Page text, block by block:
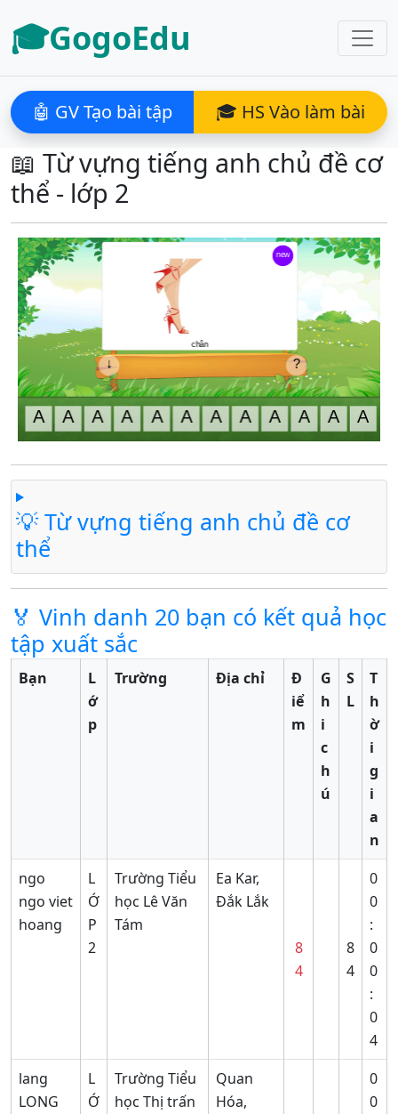
🎓GogoEdu
🤖 GV Tạo bài tập 🎓 HS Vào làm bài
📖 Từ vựng tiếng anh chủ đề cơ
thể - lớp 2
💡 Từ vựng tiếng anh chủ đề cơ
thể
🏅 Vinh danh 20 bạn có kết quả học
tập xuất sắc
Bạn
L
ớ
p
Trường Địa chỉ
Đ
iể
m
G
h
i
c
h
ú
S
L
T
h
ờ
i
g
i
a
n
ngo
ngo viet
hoang
L
Ớ
P
2
Trường Tiểu
học Lê Văn
Tám
Ea Kar,
Đắk Lắk
8
4
8
4
0
0
:
0
0
:
0
4
lang
LONG
L
Ớ
Trường Tiểu
học Thị trấn
Quan
Hóa,
0
0